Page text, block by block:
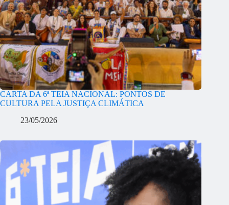
CARTA DA 6ª TEIA NACIONAL: PONTOS DE
CULTURA PELA JUSTIÇA CLIMÁTICA
23/05/2026